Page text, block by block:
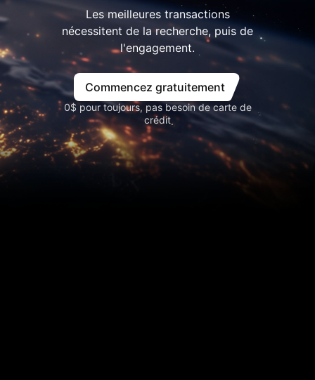
Les meilleures transactions
nécessitent de la recherche, puis de
l'engagement.
Commencez gratuitement
0$ pour toujours, pas besoin de carte de
crédit